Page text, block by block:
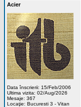
Acier
Data înscrierii: 15/Feb/2006
Ultima vizita: 02/Aug/2026
Mesaje: 367
Locaţie: Bucuresti 3 - Vitan